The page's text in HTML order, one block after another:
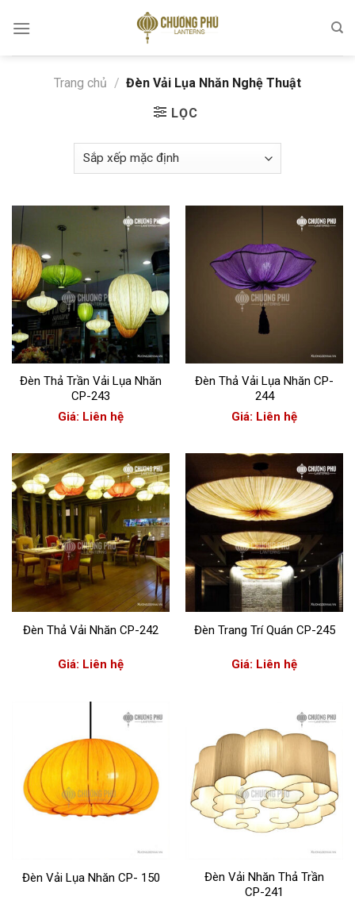
Trang chủ / Đèn Vải Lụa Nhăn Nghệ Thuật
LỌC
Đèn Thả Trần Vải Lụa Nhăn
CP-243
Giá: Liên hệ
Đèn Thả Vải Lụa Nhăn CP-
244
Giá: Liên hệ
Đèn Thả Vải Nhăn CP-242
Giá: Liên hệ
Đèn Trang Trí Quán CP-245
Giá: Liên hệ
Đèn Vải Lụa Nhăn CP- 150
Đèn Vải Nhăn Thả Trần
CP-241